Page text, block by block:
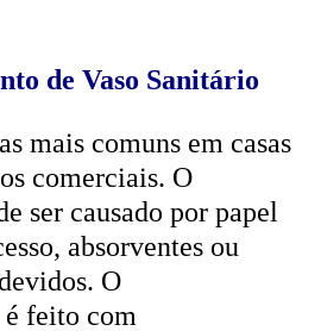
de Vaso Sanitário
mais comuns em casas
comerciais. O
ser causado por papel
absorventes ou
O
é feito com